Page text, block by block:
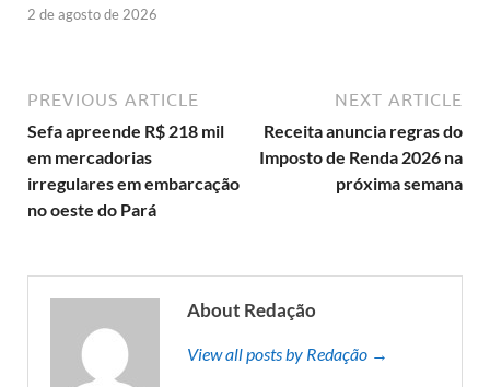
2 de agosto de 2026
PREVIOUS ARTICLE
Sefa apreende R$ 218 mil
em mercadorias
irregulares em embarcação
no oeste do Pará
NEXT ARTICLE
Receita anuncia regras do
Imposto de Renda 2026 na
próxima semana
About Redação
View all posts by Redação →